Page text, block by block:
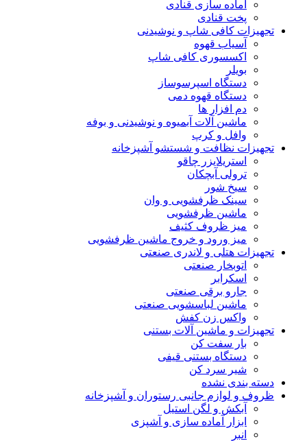
آماده سازی قنادی
پخت قنادی
تجهیزات کافی شاپ و نوشیدنی
آسیاب قهوه
اکسسوری کافی شاپ
بویلر
دستگاه اسپرسوساز
دستگاه قهوه دمی
دم افزار ها
ماشین آلات آبمیوه و نوشیدنی و بوفه
وافل و کرپ
تجهیزات نظافت و شستشو آشپزخانه
استریلایزر چاقو
ترولی آبچکان
سیخ شور
سینک ظرفشویی و وان
ماشین ظرفشویی
میز ظروف کثیف
میز ورود و خروج ماشین ظرفشویی
تجهیزات هتلی و لاندری صنعتی
اتوبخار صنعتی
اسکرابر
جارو برقی صنعتی
ماشین لباسشویی صنعتی
واکس زن کفش
تجهیزات و ماشین آلات بستنی
بار سفت کن
دستگاه بستنی قیفی
شیر سرد کن
دسته بندی نشده
ظروف و لوازم جانبی رستوران و آشپزخانه
آبکش و لگن استیل
ابزار آماده سازی و آشپزی
انبر